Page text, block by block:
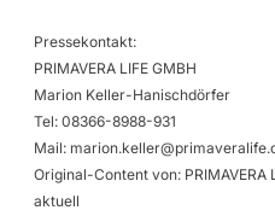
Pressekontakt:
PRIMAVERA LIFE GMBH
Marion Keller-Hanischdörfer
Tel: 08366-8988-931
Mail:
Original-Content von:
aktuell